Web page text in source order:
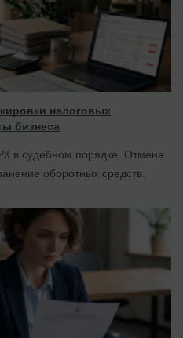
налоговых
бизнеса
в судебном порядке. Отмена
оборотных средств.